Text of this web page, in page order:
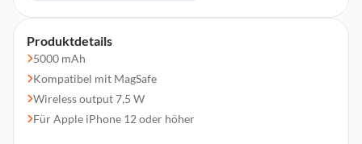
Produktdetails
5000 mAh
Kompatibel mit MagSafe
Wireless output 7,5 W
Für Apple iPhone 12 oder höher